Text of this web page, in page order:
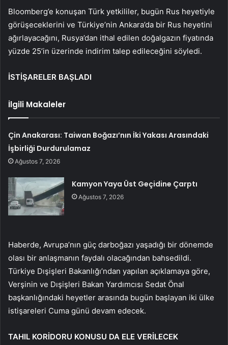
Bloomberg’e konuşan Türk yetkililer, bugün Rus heyetiyle
görüşeceklerini ve Türkiye’nin Ankara’da bir Rus heyetini
ağırlayacağını, Rusya’dan ithal edilen doğalgazın fiyatında
yüzde 25’in üzerinde indirim talep edileceğini söyledi.
İSTİŞARELER BAŞLADI
İlgili Makaleler
Çin Anakarası: Taiwan Boğazı’nın İki Yakası Arasındaki
İşbirliği Durdurulamaz
Ağustos 7, 2026
Kamyon Yaya Üst Geçidine Çarptı
Ağustos 7, 2026
Haberde, Avrupa’nın güç darboğazı yaşadığı bir dönemde
olası bir anlaşmanın faydalı olacağından bahsedildi.
Türkiye Dışişleri Bakanlığı’ndan yapılan açıklamaya göre,
Verşinin ve Dışişleri Bakan Yardımcısı Sedat Önal
başkanlığındaki heyetler arasında bugün başlayan iki ülke
istişareleri Cuma günü devam edecek.
TAHIL KORİDORU KONUSU DA ELE VERİLECEK